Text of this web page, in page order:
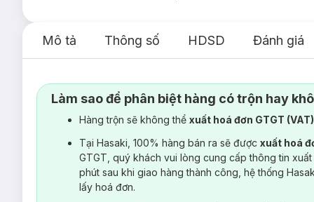
Mô tả Thông số HDSD Đánh giá
Làm sao để phân biệt hàng có trộn hay
Hàng trộn sẽ không thể xuất hoá đơn GTGT
Tại Hasaki, 100% hàng bán ra sẽ được xuất hoá
GTGT, quý khách vui lòng cung cấp thông tin
phút sau khi giao hàng thành công, hệ thống
lấy hoá đơn.